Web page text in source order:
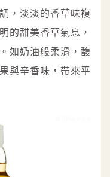
，淡淡的香草味複
的甜美香草氣息，
如奶油般柔滑，馥
與辛香味，帶來平